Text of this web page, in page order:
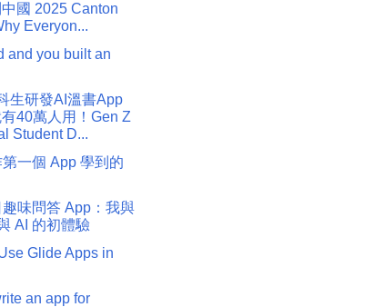
國 2025 Canton
Everyon...
and you built an
生研發AI溫書App
40萬人用！Gen Z
Student D...
一個 App 學到的
味問答 App：我與
AI 的初體驗
Glide Apps in
an app for